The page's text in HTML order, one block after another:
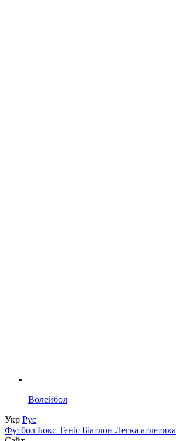
Волейбол
Укр Рус
Футбол Бокс Теніс Біатлон Легка атлетика